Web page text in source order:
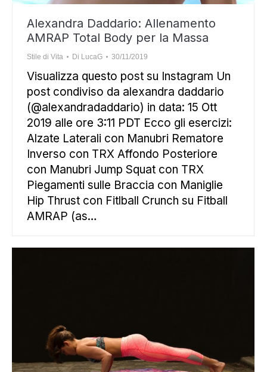
Alexandra Daddario: Allenamento
AMRAP Total Body per la Massa
Stile di Vita Di LucaG 30/11/2019
Visualizza questo post su Instagram Un
post condiviso da alexandra daddario
(@alexandradaddario) in data: 15 Ott
2019 alle ore 3:11 PDT Ecco gli esercizi:
Alzate Laterali con Manubri Rematore
Inverso con TRX Affondo Posteriore
con Manubri Jump Squat con TRX
Piegamenti sulle Braccia con Maniglie
Hip Thrust con Fitlball Crunch su Fitball
AMRAP (as…